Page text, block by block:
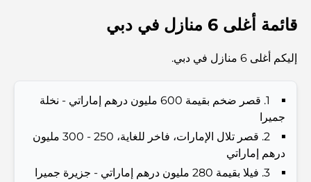
Top 7 Busiest Airports in the World: Hub of Global
Best Schools in Downtown Dubai: A Guide for
Families
أشياء يمكنك القيام بها في دبي خلال فصل الصيف: دليلك الأمثل
قائمة أغلى 6 منازل في دبي
إليكم أغلى 6 منازل في دبي.
1. قصر ضخم بقيمة 600 مليون درهم إماراتي - نخلة
جميرا
2. قصر تلال الإمارات، فاخر للغاية، 250 - 300 مليون
درهم إماراتي
3. فيلا بقيمة 280 مليون درهم إماراتي - جزيرة جميرا